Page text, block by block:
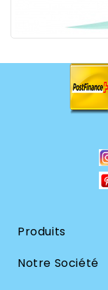
Produits
Notre Société